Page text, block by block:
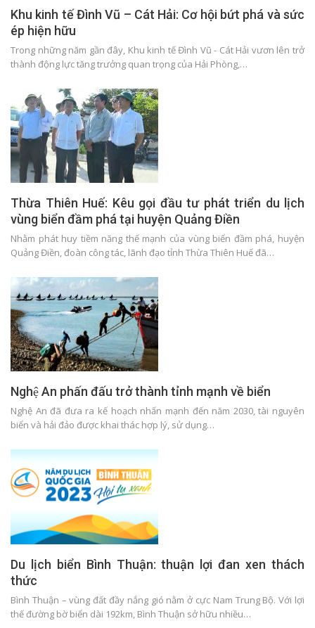
Khu kinh tế Đình Vũ – Cát Hải: Cơ hội bứt phá và sức
ép hiện hữu
Trong những năm gần đây, Khu kinh tế Đình Vũ - Cát Hải vươn lên trở
thành động lực tăng trưởng quan trọng của Hải Phòng,…
Thừa Thiên Huế: Kêu gọi đầu tư phát triển du lịch
vùng biển đầm phá tại huyện Quảng Điền
Nhằm phát huy tiềm năng thế mạnh của vùng biển đầm phá, huyện
Quảng Điền, đoàn công tác, lãnh đạo tỉnh Thừa Thiên Huế đã…
Nghệ An phấn đấu trở thành tỉnh mạnh về biển
Nghệ An đã đưa ra kế hoạch nhấn mạnh đến năm 2030, tài nguyên
biển và hải đảo được khai thác hợp lý, sử dụng…
Du lịch biển Bình Thuận: thuận lợi đan xen thách
thức
Bình Thuận – vùng đất đầy nắng gió nằm ở cực Nam Trung Bộ. Với lợi
thế đường bờ biển dài 192km, Bình Thuận sở hữu nhiều…